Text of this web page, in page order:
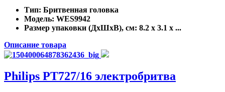
Тип: Бритвенная головка
Модель: WES9942
Размер упаковки (ДхШхВ), см: 8.2 x 3.1 x ...
Описание товара
Philips PT727/16 электробритва